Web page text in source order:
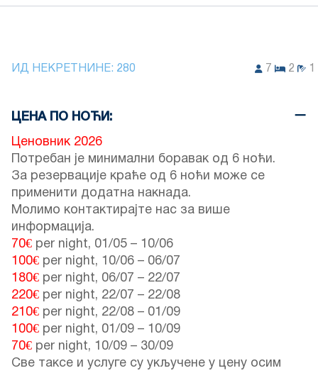
ИД НЕКРЕТНИНЕ: 280 7 2 1
ЦЕНА ПО НОЋИ:
Ценовник 2026
Потребан је минимални боравак од 6 ноћи.
За резервације краће од 6 ноћи може се
применити додатна накнада.
Молимо контактирајте нас за више
информација.
70€ per night, 01/05 – 10/06
100€ per night, 10/06 – 06/07
180€ per night, 06/07 – 22/07
220€ per night, 22/07 – 22/08
210€ per night, 22/08 – 01/09
100€ per night, 01/09 – 10/09
70€ per night, 10/09 – 30/09
Све таксе и услуге су укључене у цену осим